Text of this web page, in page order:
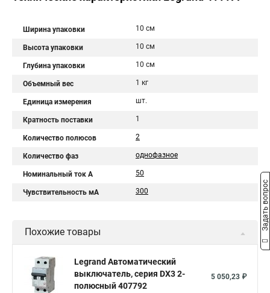
Ширина упаковки 10 см
Высота упаковки 10 см
Глубина упаковки 10 см
Объемный вес 1 кг
Единица измерения шт.
Кратность поставки 1
Количество полюсов 2
Количество фаз однофазное
Номинальный ток A 50
Чувствительность мА 300
Похожие товары
Legrand Автоматический
выключатель, серия DX3 2-
полюсный 407792
5 050,23 ₽
Задать вопрос